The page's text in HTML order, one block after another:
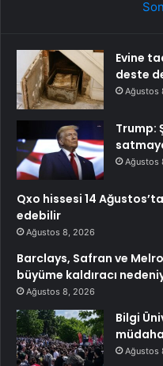
Evine
deste
Ağustos
Trump:
Ağustos
Qxo hissesi 14
edebilir
Ağustos 8, 2026
Barclays, Safran ve
büyüme kaldıracı
Ağustos 8, 2026
Bilgi
Ağustos